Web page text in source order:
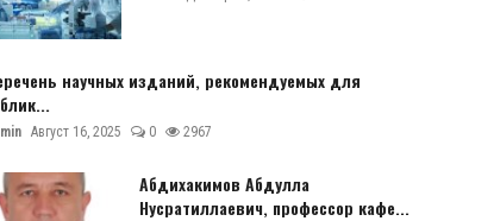
научных изданий, рекомендуемых для
Август 16, 2025 0 2967
Абдихакимов Абдулла
Нусратиллаевич, профессор кафе...